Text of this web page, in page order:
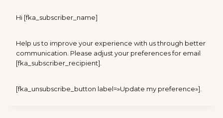
Hi [fka_subscriber_name]
Help us to improve your experience with us through better
communication. Please adjust your preferences for email
[fka_subscriber_recipient].
[fka_unsubscribe_button label=»Update my preference»].